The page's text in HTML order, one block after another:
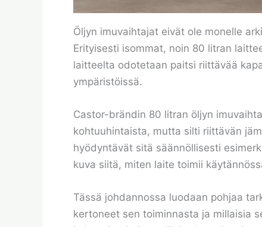
Öljyn imuvaihtajat eivät ole monelle
Erityisesti isommat, noin 80 litran
laitteelta odotetaan paitsi riittävää
ympäristöissä.
Castor-brändin 80 litran öljyn
kohtuuhintaista, mutta silti riittävän
hyödyntävät sitä säännöllisesti
kuva siitä, miten laite toimii
Tässä johdannossa luodaan pohjaa
kertoneet sen toiminnasta ja millaisia